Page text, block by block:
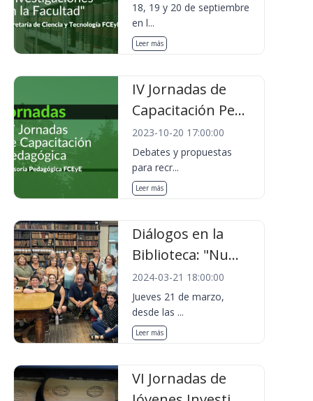
18, 19 y 20 de septiembre
en l...
Leer más
IV Jornadas de
Capacitación Pe...
2023-10-20 17:00:00
Debates y propuestas
para recr...
Leer más
Diálogos en la
Biblioteca: "Nu...
2024-03-21 18:00:00
Jueves 21 de marzo,
desde las ...
Leer más
VI Jornadas de